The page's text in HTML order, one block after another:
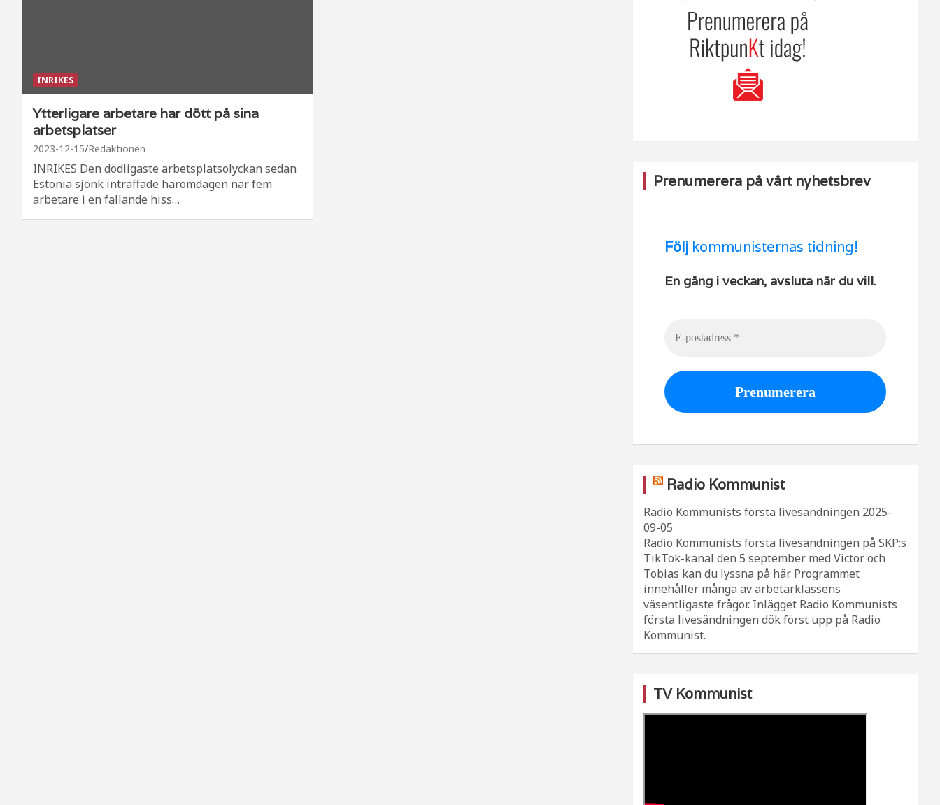
INRIKES
Ytterligare arbetare har dött på sina
arbetsplatser
2023-12-15 Redaktionen
INRIKES Den dödligaste arbetsplatsolyckan sedan
Estonia sjönk inträffade häromdagen när fem
arbetare i en fallande hiss…
Prenumerera på vårt nyhetsbrev
Följ kommunisternas tidning!
En gång i veckan, avsluta när du vill.
Radio Kommunist
Radio Kommunists första livesändningen 2025-
09-05
Radio Kommunists första livesändningen på SKP:s
TikTok-kanal den 5 september med Victor och
Tobias kan du lyssna på här. Programmet
innehåller många av arbetarklassens
väsentligaste frågor. Inlägget Radio Kommunists
första livesändningen dök först upp på Radio
Kommunist.
TV Kommunist